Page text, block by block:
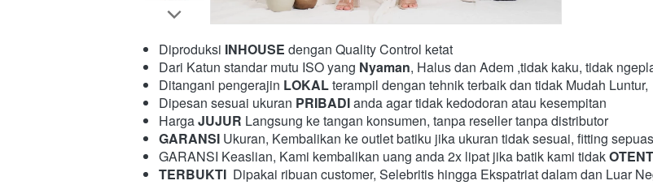
Diproduksi INHOUSE dengan Quality Control ketat
Dari Katun standar mutu ISO yang Nyaman, Halus dan Adem ,tidak kaku, tidak
Ditangani pengerajin LOKAL terampil dengan tehnik terbaik dan tidak Mudah
Dipesan sesuai ukuran PRIBADI anda agar tidak kedodoran atau kesempitan
Harga JUJUR Langsung ke tangan konsumen, tanpa reseller tanpa distributor
GARANSI Ukuran, Kembalikan ke outlet batiku jika ukuran tidak sesuai, fitting
GARANSI Keaslian, Kami kembalikan uang anda 2x lipat jika batik kami tidak
TERBUKTI
Dipakai ribuan customer, Selebritis hingga Ekspatriat dalam dan Luar